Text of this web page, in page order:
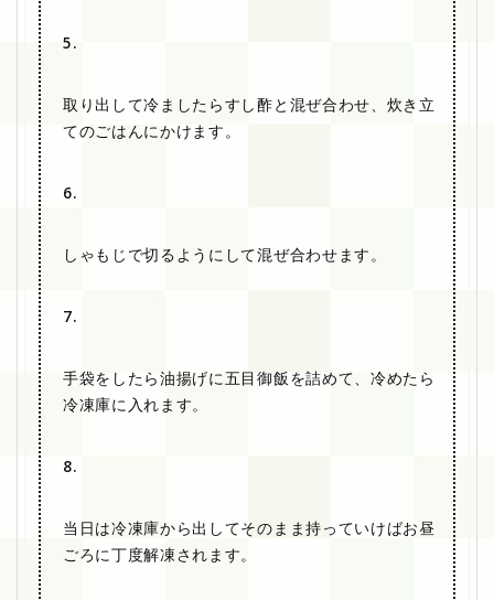
5.
取り出して冷ましたらすし酢と混ぜ合わせ、炊き立
てのごはんにかけます。
6.
しゃもじで切るようにして混ぜ合わせます。
7.
手袋をしたら油揚げに五目御飯を詰めて、冷めたら
冷凍庫に入れます。
8.
当日は冷凍庫から出してそのまま持っていけばお昼
ごろに丁度解凍されます。